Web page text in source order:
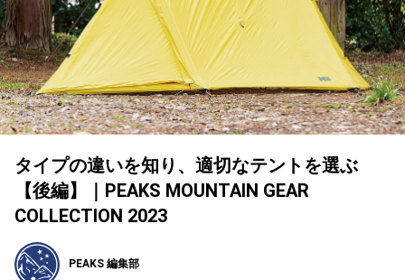
タイプの違いを知り、適切なテントを選ぶ
【後編】｜PEAKS MOUNTAIN GEAR
COLLECTION 2023
PEAKS 編集部